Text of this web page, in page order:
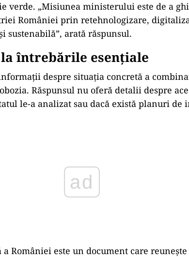
verde. „Misiunea ministerului este de a
României prin retehnologizare,
sustenabilă”, arată răspunsul.
întrebările esențiale
despre situația concretă a
Răspunsul nu oferă detalii despre
le-a analizat sau dacă există planuri de
ad
României este un document care